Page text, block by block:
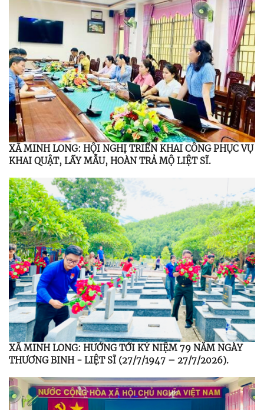
XÃ MINH LONG: HỘI NGHỊ TRIỂN KHAI CÔNG PHỤC VỤ
KHAI QUẬT, LẤY MẪU, HOÀN TRẢ MỘ LIỆT SĨ.
XÃ MINH LONG: HƯỚNG TỚI KỶ NIỆM 79 NĂM NGÀY
THƯƠNG BINH - LIỆT SĨ (27/7/1947 – 27/7/2026).